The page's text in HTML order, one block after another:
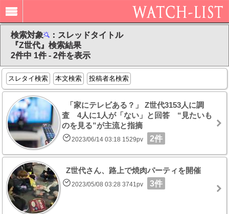
検索対象
：スレッドタイトル
『Z世代』検索結果
2件中 1件 - 2件を表示
スレタイ検索 本文検索 投稿者名検索
「家にテレビある？」 Z世代3153人に調
査 4人に1人が「ない」と回答 “見たいも
のを見る”が主流と指摘
2023/06/14 03:18 1529pv 2件
Z世代さん、路上で焼肉パーティを開催
2023/05/08 03:28 3741pv 3件